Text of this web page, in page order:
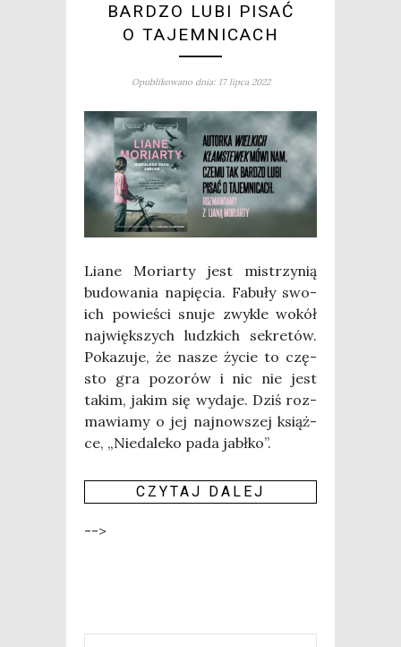
BARDZO LUBI PISAĆ
O TAJEMNICACH
Opublikowano dnia: 17 lipca 2022
Lia­ne Moriar­ty jest mistrzy­nią
budo­wa­nia napię­cia. Fabu­ły swo­
ich powie­ści snu­je zwy­kle wokół
naj­więk­szych ludz­kich sekre­tów.
Poka­zu­je, że nasze życie to czę­
sto gra pozo­rów i nic nie jest
takim, jakim się wyda­je. Dziś roz­
ma­wia­my o jej naj­now­szej książ­
ce, „Nie­da­le­ko pada jabł­ko”.
CZY­TAJ DALEJ
-->